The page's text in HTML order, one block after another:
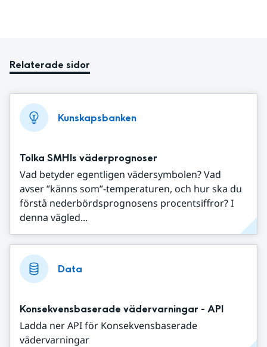
Relaterade sidor
Kunskapsbanken
Tolka SMHIs väderprognoser
Vad betyder egentligen vädersymbolen? Vad
avser ”känns som”-temperaturen, och hur ska du
förstå nederbördsprognosens procentsiffror? I
denna vägled...
Data
Konsekvensbaserade vädervarningar - API
Ladda ner API för Konsekvensbaserade
vädervarningar